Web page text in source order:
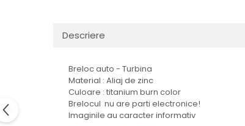
Descriere
Breloc auto - Turbina
Material : Aliaj de zinc
Culoare : titanium burn color
Brelocul nu are parti electronice!
Imaginile au caracter informativ